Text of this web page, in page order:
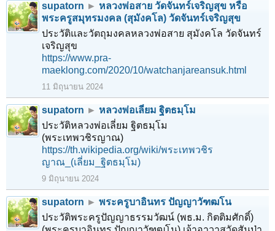
supatorn ► หลวงพ่อสาย วัดจันทร์เจริญสุข หรือ
พระครูสมุทรมงคล (สุมังคโล) วัดจันทร์เจริญสุข
ประวัติและวัตถุมงคลหลวงพ่อสาย สุมังคโล วัดจันทร์
เจริญสุข
https://www.pra-
maeklong.com/2020/10/watchanjareansuk.html
11 มิถุนายน 2024
supatorn ► หลวงพ่อเลี่ยม ฐิตธมฺโม
ประวัติหลวงพ่อเลี่ยม ฐิตธมฺโม
(พระเทพวชิรญาณ)
https://th.wikipedia.org/wiki/พระเทพวชิร
ญาณ_(เลี่ยม_ฐิตธมฺโม)
9 มิถุนายน 2024
supatorn ► พระครูบาอินทร ปัญญาวัฑฒโน
ประวัติพระครูปัญญาธรรมวัฒน์ (พธ.ม. กิตติมศักดิ์)